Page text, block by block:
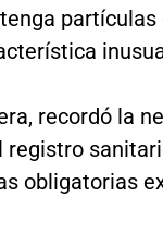
recordó la
registro
obligatorias